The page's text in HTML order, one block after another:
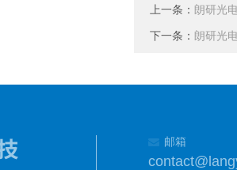
上一条： 朗研光
下一条： 朗研光
邮箱